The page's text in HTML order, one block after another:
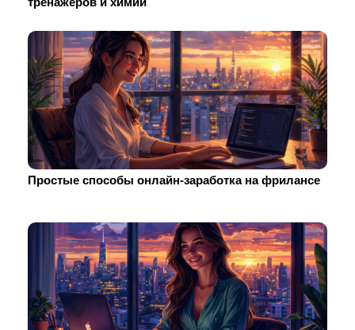
Простые способы онлайн-заработка на фрилансе